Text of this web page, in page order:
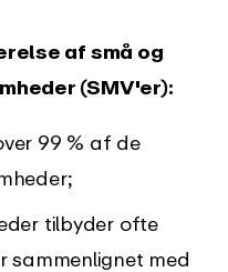
af små og
(SMV'er):
99 % af de
tilbyder ofte
sammenlignet med